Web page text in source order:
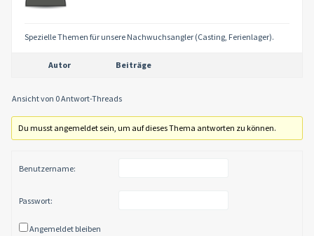
Spezielle Themen für unsere Nachwuchsangler (Casting, Ferienlager).
Autor Beiträge
Ansicht von 0 Antwort-Threads
Du musst angemeldet sein, um auf dieses Thema antworten zu können.
Benutzername:
Passwort:
Angemeldet bleiben